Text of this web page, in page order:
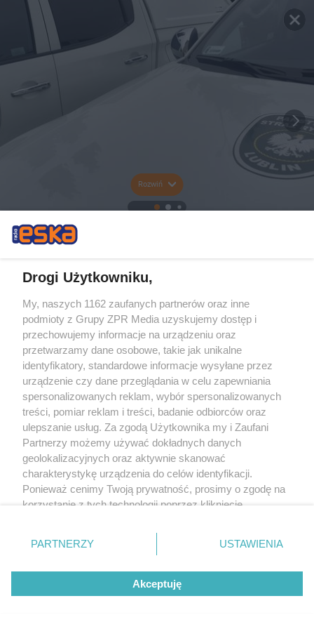
Rozwiń
Drogi Użytkowniku,
My, naszych 1162 zaufanych partnerów oraz inne
podmioty z Grupy ZPR Media uzyskujemy dostęp i
przechowujemy informacje na urządzeniu oraz
przetwarzamy dane osobowe, takie jak unikalne
identyfikatory, standardowe informacje wysyłane przez
urządzenie czy dane przeglądania w celu zapewniania
spersonalizowanych reklam, wybór spersonalizowanych
treści, pomiar reklam i treści, badanie odbiorców oraz
ulepszanie usług. Za zgodą Użytkownika my i Zaufani
Partnerzy możemy używać dokładnych danych
geolokalizacyjnych oraz aktywnie skanować
charakterystykę urządzenia do celów identyfikacji.
Ponieważ cenimy Twoją prywatność, prosimy o zgodę na
korzystanie z tych technologii poprzez kliknięcie
zmienić/wycofać klikając przycisk ustawień prywatności
znajdujący się w lewym dolnym rogu strony
rodzaje przetwarzania danych nie wymagają zgody
użytkownika, ale masz prawo sprzeciwić się takiemu
przetwarzaniu. Preferencje będą miały zastosowanie tylko
PARTNERZY USTAWIENIA
Akceptuję